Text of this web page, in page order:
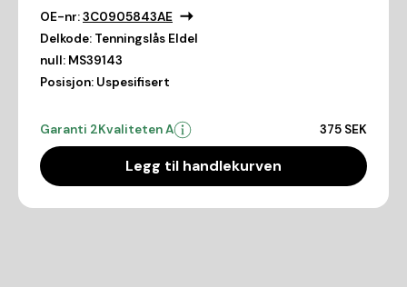
OE-nr:3C0905843AE
Delkode: Tenningslås Eldel
null: MS39143
Posisjon: Uspesifisert
Garanti 2Kvaliteten A 375 SEK
Legg til handlekurven